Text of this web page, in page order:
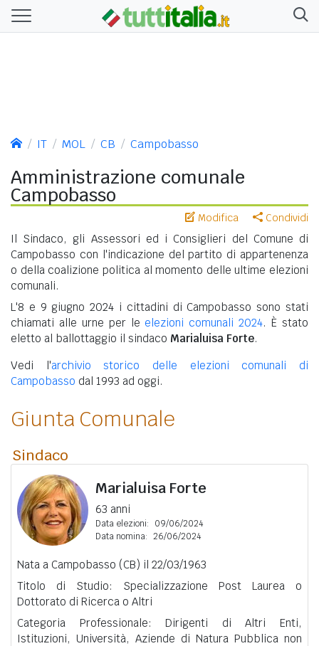
IT MOL CB Campobasso
Amministrazione comunale
Campobasso
Modifica Condividi
Il Sindaco, gli Assessori ed i Consiglieri del Comune di
Campobasso con l'indicazione del partito di appartenenza
o della coalizione politica al momento delle ultime elezioni
comunali.
L'8 e 9 giugno 2024 i cittadini di Campobasso sono stati
chiamati alle urne per le elezioni comunali 2024. È stato
eletto al ballottaggio il sindaco Marialuisa Forte.
Vedi l'archivio storico delle elezioni comunali di
Campobasso dal 1993 ad oggi.
Giunta Comunale
Sindaco
Marialuisa Forte
63 anni
Data elezioni:
09/06/2024
Data nomina: 26/06/2024
Nata a Campobasso (CB) il 22/03/1963
Titolo di Studio: Specializzazione Post Laurea o
Dottorato di Ricerca o Altri
Categoria Professionale: Dirigenti di Altri Enti,
Istituzioni, Università, Aziende di Natura Pubblica non